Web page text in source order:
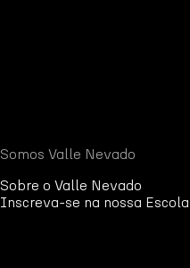
Somos Valle Nevado
Sobre o Valle Nevado
Inscreva-se na nossa Escola